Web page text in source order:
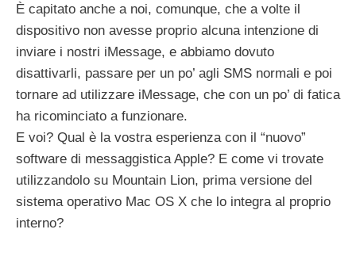
È capitato anche a noi, comunque, che a volte il
dispositivo non avesse proprio alcuna intenzione di
inviare i nostri iMessage, e abbiamo dovuto
disattivarli, passare per un po’ agli SMS normali e poi
tornare ad utilizzare iMessage, che con un po’ di fatica
ha ricominciato a funzionare.
E voi? Qual è la vostra esperienza con il “nuovo”
software di messaggistica Apple? E come vi trovate
utilizzandolo su Mountain Lion, prima versione del
sistema operativo Mac OS X che lo integra al proprio
interno?